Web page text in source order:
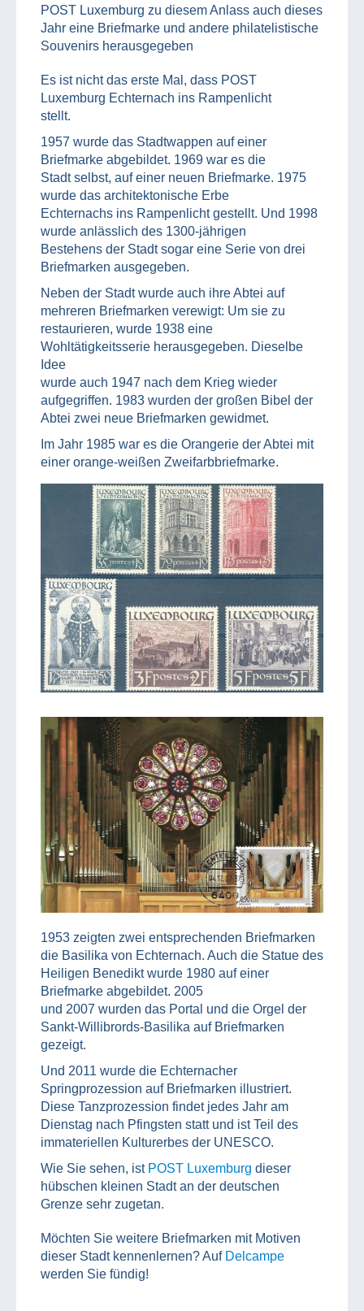
POST Luxemburg zu diesem Anlass auch dieses
Jahr eine Briefmarke und andere philatelistische
Souvenirs herausgegeben
Es ist nicht das erste Mal, dass POST
Luxemburg Echternach ins Rampenlicht
stellt.
1957 wurde das Stadtwappen auf einer
Briefmarke abgebildet. 1969 war es die
Stadt selbst, auf einer neuen Briefmarke. 1975
wurde das architektonische Erbe
Echternachs ins Rampenlicht gestellt. Und 1998
wurde anlässlich des 1300-jährigen
Bestehens der Stadt sogar eine Serie von drei
Briefmarken ausgegeben.
Neben der Stadt wurde auch ihre Abtei auf
mehreren Briefmarken verewigt: Um sie zu
restaurieren, wurde 1938 eine
Wohltätigkeitsserie herausgegeben. Dieselbe
Idee
wurde auch 1947 nach dem Krieg wieder
aufgegriffen. 1983 wurden der großen Bibel der
Abtei zwei neue Briefmarken gewidmet.
Im Jahr 1985 war es die Orangerie der Abtei mit
einer orange-weißen Zweifarbbriefmarke.
1953 zeigten zwei entsprechenden Briefmarken
die Basilika von Echternach. Auch die Statue des
Heiligen Benedikt wurde 1980 auf einer
Briefmarke abgebildet. 2005
und 2007 wurden das Portal und die Orgel der
Sankt-Willibrords-Basilika auf Briefmarken
gezeigt.
Und 2011 wurde die Echternacher
Springprozession auf Briefmarken illustriert.
Diese Tanzprozession findet jedes Jahr am
Dienstag nach Pfingsten statt und ist Teil des
immateriellen Kulturerbes der UNESCO.
Wie Sie sehen, ist POST Luxemburg dieser
hübschen kleinen Stadt an der deutschen
Grenze sehr zugetan.
Möchten Sie weitere Briefmarken mit Motiven
dieser Stadt kennenlernen? Auf Delcampe
werden Sie fündig!